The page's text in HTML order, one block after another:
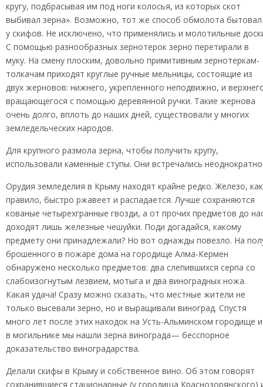
кругу, подбрасывая им под ноги колосья, из которых скот
выбивал зерна». Возможно, тот же способ обмолота
у скифов. Не исключено, что применялись и молотильные
С помощью разнообразных зернотерок зерно перетирали в
муку. На смену плоским, довольно примитивным зернотеркам-
толкачам приходят круглые ручные мельницы, состоящие из
двух жерновов: нижнего, укрепленного неподвижно, и
вращающегося с помощью деревянной ручки. Такие жернова
очень долго, вплоть до наших дней, существовали у многих
земледельческих народов.
Для крупного размола зерна, чтобы получить крупу,
использовали каменные ступы. Они встречались
Орудия земледелия в Крыму находят крайне редко. Железо, как
правило, быстро ржавеет и распадается. Лучше сохраняются
кованые четырехгранные гвозди, а от прочих предметов до
доходят лишь железные чешуйки. Поди догадайся, какому
предмету они принадлежали? Но вот однажды повезло. На
брошенного в пожаре дома на городище Алма-Кермен
обнаружено несколько предметов: два слепившихся серпа со
слабоизогнутым лезвием, мотыга и два виноградных ножа.
Какая удача! Сразу можно сказать, что местные жители не
только высевали зерно, но и выращивали виноград. Спустя
много лет после этих находок на Усть-Альминском городище и
в могильнике мы нашли зерна винограда— бесспорное
доказательство виноградарства.
Делали скифы в Крыму и собственное вино. Об этом говорят
сохранившиеся стационарные (у городища Краснозорянского)